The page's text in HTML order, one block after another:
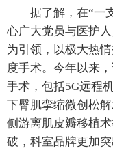
据了解，在“一支
心广大党员与医护
为引领，以极大热
度手术。今年以来
手术，包括5G远程
下臀肌挛缩微创松
侧游离肌皮瓣移植
破，科室品牌更加突